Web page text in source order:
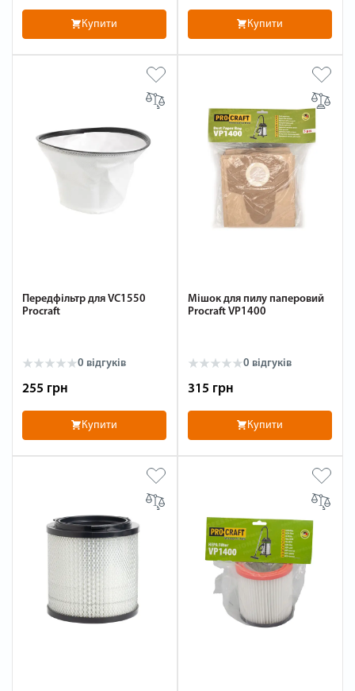
Купити Купити
Передфільтр для VC1550
Procraft
0 відгуків
255 грн
Купити
Мішок для пилу паперовий
Procraft VP1400
0 відгуків
315 грн
Купити